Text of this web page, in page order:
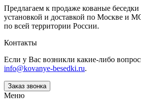
Предлагаем к продаже кованые
установкой и доставкой по Москве и
по всей территории России.
Контакты
Если у Вас возникли какие-либо
info@kovanye-besedki.ru.
Меню